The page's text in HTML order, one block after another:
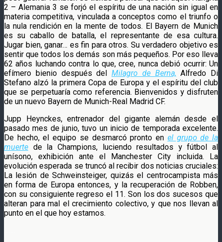
2 – Alemania 3 se forjó el espíritu de una nación sin igual en
materia competitiva, vinculada a conceptos como el triunfo o
la nula rendición en la mente de todos. El Bayern de Munich
es su caballo de batalla, el representante de esa cultura.
Jugar bien, ganar… es fin para otros. Su verdadero objetivo es
sentir que todos los demás son más pequeños. Por eso lleva
62 años luchando contra lo que, cree, nunca debió ocurrir: Un
efímero bienio después del Milagro de Berna, Alfredo Di
Stefano alzó la primera Copa de Europa y el espíritu del club
que se perpetuaría como referencia. Bienvenidos y disfruten
de un nuevo Bayern de Munich-Real Madrid CF.
Jupp Heynckes, entrenador del gigante alemán desde el
pasado mes de junio, tuvo un inicio de temporada excelente.
De hecho, el equipo se desmarcó pronto en el grupo de la
muerte de la Champions, luciendo resultados y fútbol al
unísono, exhibición ante el Manchester City incluida. La
evolución esperada se truncó al recibir dos noticias cruciales:
La lesión de Schweinsteiger, quizás el centrocampista más
en forma de Europa entonces, y la recuperación de Robben,
con su consiguiente regreso el 11. Son los dos sucesos que
alteran para mal el crecimiento colectivo, y que nos llevan al
punto en el que hoy estamos.